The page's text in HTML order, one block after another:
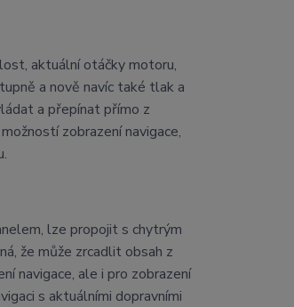
aktuální otáčky motoru,
a nově navíc také tlak a
a přepínat přímo z
zobrazení navigace,
lze propojit s chytrým
že může zrcadlit obsah z
navigace, ale i pro zobrazení
s aktuálními dopravními